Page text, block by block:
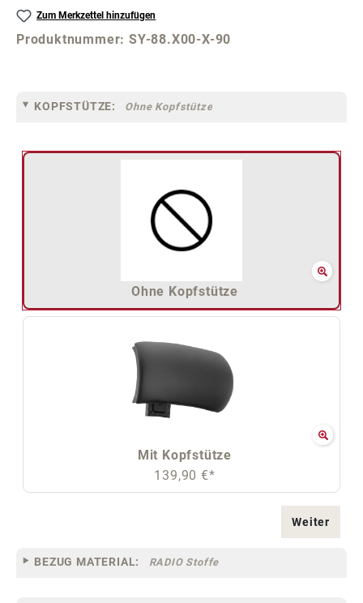
Zum Merkzettel hinzufügen
Produktnummer:SY-88.X00-X-90
KOPFSTÜTZE: Ohne Kopfstütze
Ohne Kopfstütze
Mit Kopfstütze
139,90 €*
Weiter
BEZUG MATERIAL: RADIO Stoffe